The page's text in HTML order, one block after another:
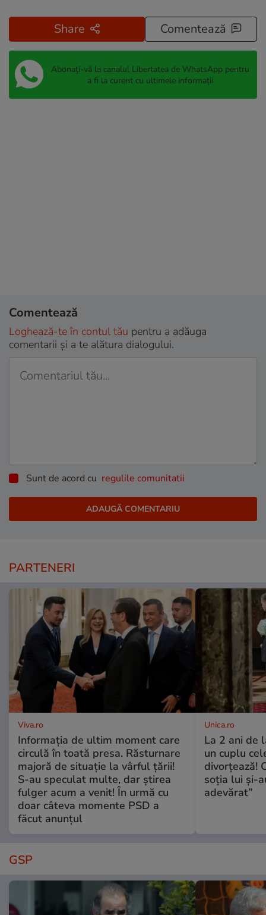
Share Comentează
Abonați-vă la canalul Libertatea de WhatsApp pentru
a fi la curent cu ultimele informații
Comentează
Loghează-te în contul tău pentru a adăuga
comentarii și a te alătura dialogului.
Sunt de acord cu regulile comunitatii
PARTENERI
Viva.ro
Informația de ultim moment care
circulă în toată presa. Răsturnare
majoră de situație la vârful țării!
S-au speculat multe, dar știrea
fulger acum a venit! În urmă cu
doar câteva momente PSD a
făcut anunțul
Unica.ro
La 2 ani de
un cuplu
divorțează!
soția lui și-
adevărat”
GSP